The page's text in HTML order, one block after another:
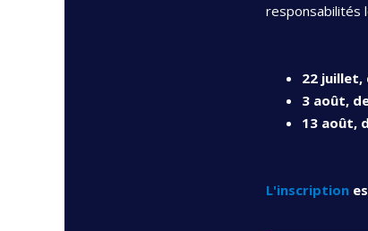
responsabilités
22 juillet,
3 août,
13 août,
L'inscription